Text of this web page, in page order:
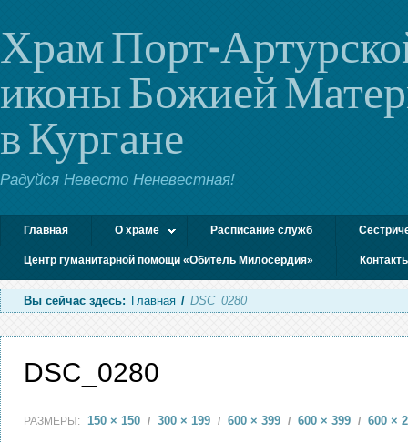
Храм Порт-
иконы Божией
в Кургане
Радуйся Невесто Неневестная!
Главная О храме Расписание служб
Центр гуманитарной помощи «Обитель Милосердия»
Вы сейчас здесь: Главная / DSC_0280
DSC_0280
РАЗМЕРЫ: 150 × 150 / 300 × 199 / 600 × 399 / 600 × 399 / 600 ×